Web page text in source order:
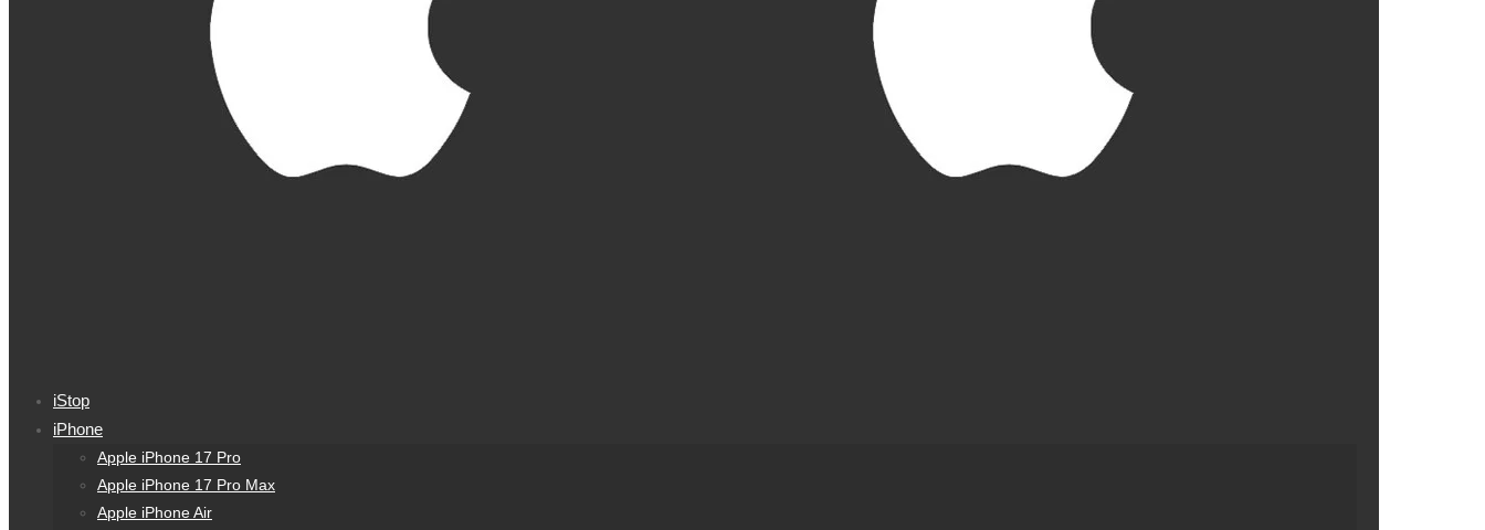
iStop
iPhone
Apple iPhone 17 Pro
Apple iPhone 17 Pro Max
Apple iPhone Air